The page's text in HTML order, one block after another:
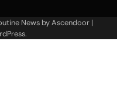
News byAscendoor |
.